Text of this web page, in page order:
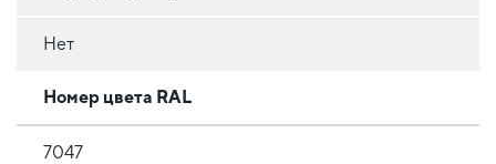
Нет
Номер цвета RAL
7047